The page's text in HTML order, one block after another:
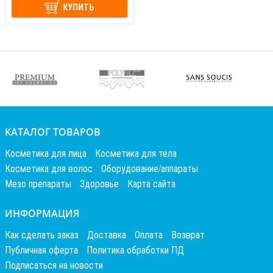
КУПИТЬ
КАТАЛОГ ТОВАРОВ
Косметика для лица
Косметика для тела
Косметика для волос
Оборудование/аппараты
Мезо препараты
Здоровье Карта сайта
ИНФОРМАЦИЯ
Как сделать заказ Доставка Оплата
Возврат
Публичная оферта
Политика обработки ПД
Подписаться на новости